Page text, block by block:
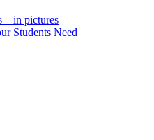
– in pictures
Students Need